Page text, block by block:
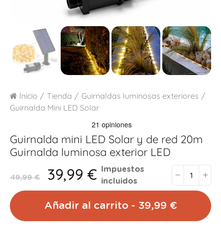
Inicio Tienda
Guirnaldas luminosas exteriores
Guirnalda Mini LED Solar
Guirnalda mini LED Solar y de red 20m
Guirnalda luminosa exterior LED
49,99 € 39,99 €
Impuestos
incluidos
Añadir al carrito - 39,99 €